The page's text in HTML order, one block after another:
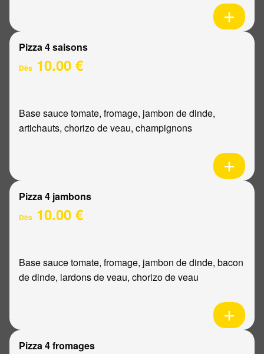
Pizza 4 saisons
Dès 10.00 €
Base sauce tomate, fromage, jambon de dinde,
artichauts, chorizo de veau, champignons
Pizza 4 jambons
Dès 10.00 €
Base sauce tomate, fromage, jambon de dinde, bacon
de dinde, lardons de veau, chorizo de veau
Pizza 4 fromages